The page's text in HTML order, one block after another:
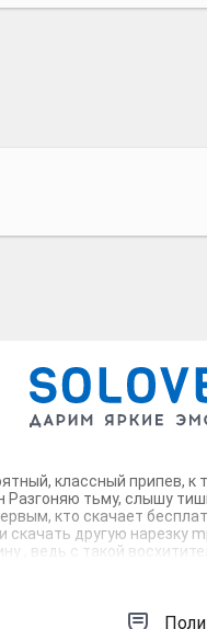
классный припев,
тьму, слышу
кто скачает
другую нарезку
, ведь с такой
тебя и всех вокруг.